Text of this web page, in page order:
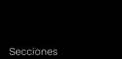
Secciones